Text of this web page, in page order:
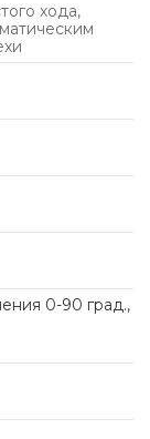
хода,
0-90 град.,